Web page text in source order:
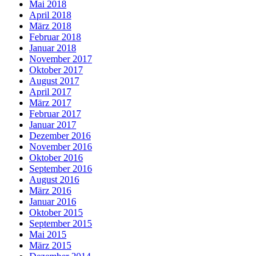
Mai 2018
April 2018
März 2018
Februar 2018
Januar 2018
November 2017
Oktober 2017
August 2017
April 2017
März 2017
Februar 2017
Januar 2017
Dezember 2016
November 2016
Oktober 2016
September 2016
August 2016
März 2016
Januar 2016
Oktober 2015
September 2015
Mai 2015
März 2015